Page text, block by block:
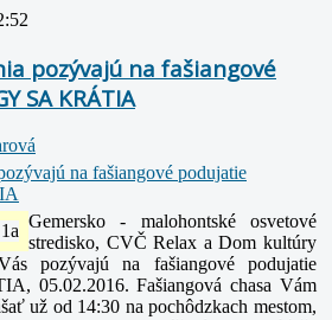
pozývajú na fašiangové
SA KRÁTIA
Gemersko - malohontské osvetové
stredisko, CVČ Relax a Dom kultúry
pozývajú na fašiangové podujatie
05.02.2016. Fašiangová chasa Vám
už od 14:30 na pochôdzkach mestom,